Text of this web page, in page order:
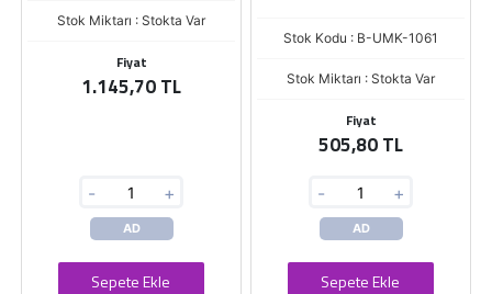
Stok Miktarı : Stokta Var
Fiyat
1.145,70 TL
- +
AD
Sepete Ekle
Stok Kodu : B-UMK-1061
Stok Miktarı : Stokta Var
Fiyat
505,80 TL
- +
AD
Sepete Ekle